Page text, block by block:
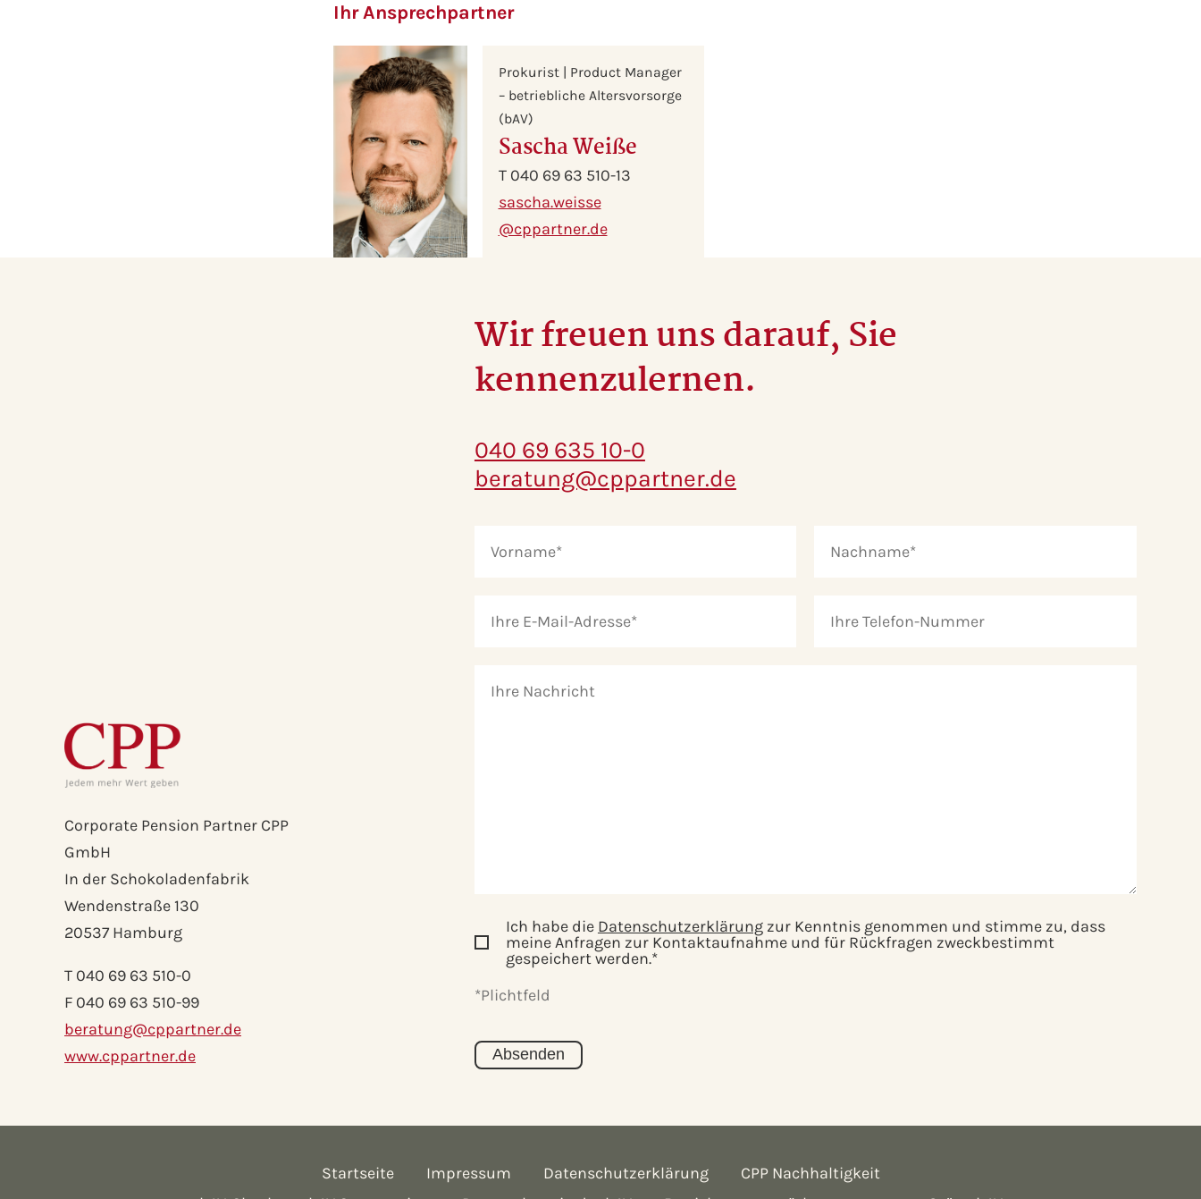
Ihr Ansprechpartner
Prokurist | Product Manager
– betriebliche Altersvorsorge
(bAV)
Sascha Weiße
T 040 69 63 510-13
sascha.weisse
@cppartner.de
Corporate Pension Partner CPP
GmbH
In der Schokoladenfabrik
Wendenstraße 130
20537 Hamburg
T 040 69 63 510-0
F 040 69 63 510-99
beratung@cppartner.de
www.cppartner.de
Wir freuen uns darauf, Sie
kennenzulernen.
040 69 635 10-0
beratung@cppartner.de
Ich habe die Datenschutzerklärungzur Kenntnis genommen und stimme zu, dass
meine Anfragen zur Kontaktaufnahme und für Rückfragen zweckbestimmt
gespeichert werden.*
*Plichtfeld
Startseite Impressum Datenschutzerklärung
CPP Nachhaltigkeit